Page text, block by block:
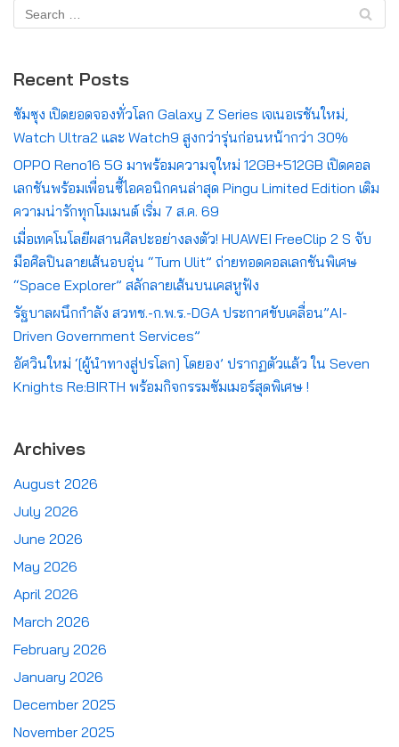
Recent Posts
ซัมซุง เปิดยอดจองทั่วโลก Galaxy Z Series เจเนอเรชันใหม่,
Watch Ultra2 และ Watch9 สูงกว่ารุ่นก่อนหน้ากว่า 30%
OPPO Reno16 5G มาพร้อมความจุใหม่ 12GB+512GB เปิดคอล
เลกชันพร้อมเพื่อนซี้ไอคอนิกคนล่าสุด Pingu Limited Edition เติม
ความน่ารักทุกโมเมนต์ เริ่ม 7 ส.ค. 69
เมื่อเทคโนโลยีผสานศิลปะอย่างลงตัว! HUAWEI FreeClip 2 S จับ
มือศิลปินลายเส้นอบอุ่น “Tum Ulit” ถ่ายทอดคอลเลกชันพิเศษ
“Space Explorer” สลักลายเส้นบนเคสหูฟัง
รัฐบาลผนึกกำลัง สวทช.-ก.พ.ร.-DGA ประกาศขับเคลื่อน”AI-
Driven Government Services”
อัศวินใหม่ ‘[ผู้นำทางสู่ปรโลก] โดยอง’ ปรากฏตัวแล้ว ใน Seven
Knights Re:BIRTH พร้อมกิจกรรมซัมเมอร์สุดพิเศษ !
Archives
August 2026
July 2026
June 2026
May 2026
April 2026
March 2026
February 2026
January 2026
December 2025
November 2025